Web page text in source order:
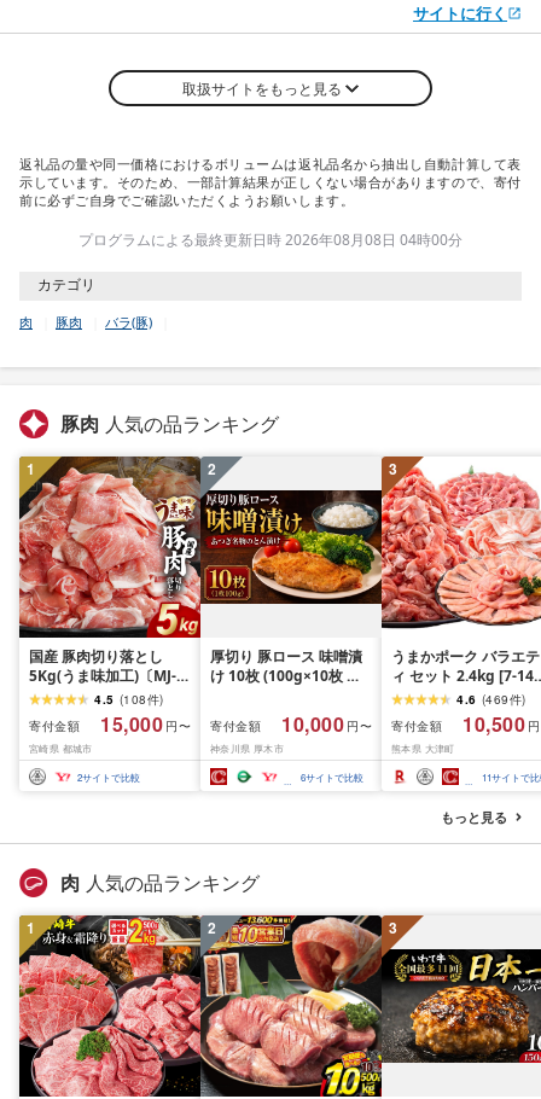
サイトに行く
取扱サイトをもっと見る
返礼品の量や同一価格におけるボリュームは返礼品名から抽出し自動計算して表
示しています。そのため、一部計算結果が正しくない場合がありますので、寄付
前に必ずご自身でご確認いただくようお願いします。
プログラムによる最終更新日時 2026年08月08日 04時00分
カテゴリ
肉 豚肉 バラ(豚)
豚肉 人気の品ランキング
1
国産 豚肉切り落とし
5Kg(うま味加工)〔MJ-
3647〕_(都城市) 豚肉切
4.5 (108件)
寄付金額
15,000 円〜
宮崎県 都城市
2サイトで比較
2
厚切り 豚ロース 味噌漬
け 10枚 (100g×10枚 約
ん漬 とん漬け 味噌漬 み
そ漬け 豚肉 ロース ぶた
にく 豚 肉 冷凍 味噌 惣
菜 おかず 一品 焼くだけ
簡単 神奈川県 厚木市 株
寄付金額 10,000 円〜
神奈川県 厚木市
6サイトで比較
3
うまかポーク バラエテ
ィ セット 2.4kg [7-14
以内に出荷予定(土日祝
除く)](2.4kg)
4.6 (469件)
寄付金額
10,500
熊本県 大津町
11サイトで
もっと見る
肉 人気の品ランキング
1 2 3